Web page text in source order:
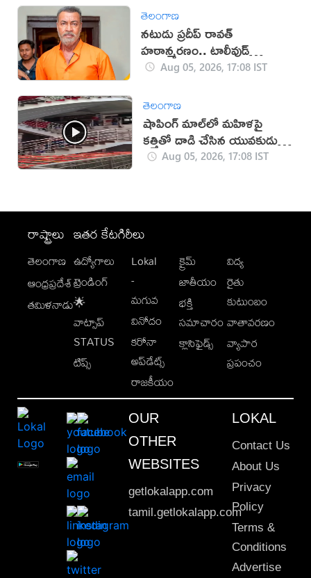
తెలంగాణ
నటుడు ప్రదీప్ రావత్
హఠాన్మరణం.. టాలీవుడ్
స్పందనపై విమర్శలు
Aug 05, 2026, 17:08 IST
తెలంగాణ
షాపింగ్ మాల్‌లో మహిళపై
కత్తితో దాడి చేసిన యువకుడు
(వీడియో)
Aug 05, 2026, 17:08 IST
రాష్ట్రాలు
తెలంగాణ
ఆంధ్రప్రదేశ్
తమిళనాడు
ఇతర కేటగిరీలు
ఉద్యోగాలు
ట్రెండింగ్
🌟
వాట్సాప్
STATUS
టిప్స్
Lokal
-
మగువ
వినోదం
కరోనా
అప్‌డేట్స్
రాజకీయం
క్రైమ్
జాతీయం
భక్తి
సమాచారం
క్లాసిఫైడ్స్
విద్య
రైతు
కుటుంబం
వాతావరణం
వ్యాపార
ప్రపంచం
OUR
OTHER
WEBSITES
getlokalapp.com
tamil.getlokalapp.com
LOKAL
Contact Us
About Us
Privacy
Policy
Terms &
Conditions
Advertise